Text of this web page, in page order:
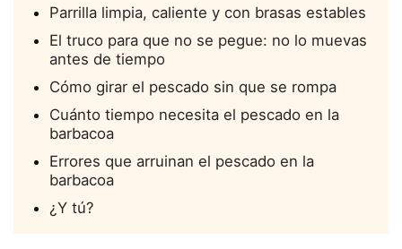
Parrilla limpia, caliente y con brasas estables
El truco para que no se pegue: no lo muevas
antes de tiempo
Cómo girar el pescado sin que se rompa
Cuánto tiempo necesita el pescado en la
barbacoa
Errores que arruinan el pescado en la
barbacoa
¿Y tú?